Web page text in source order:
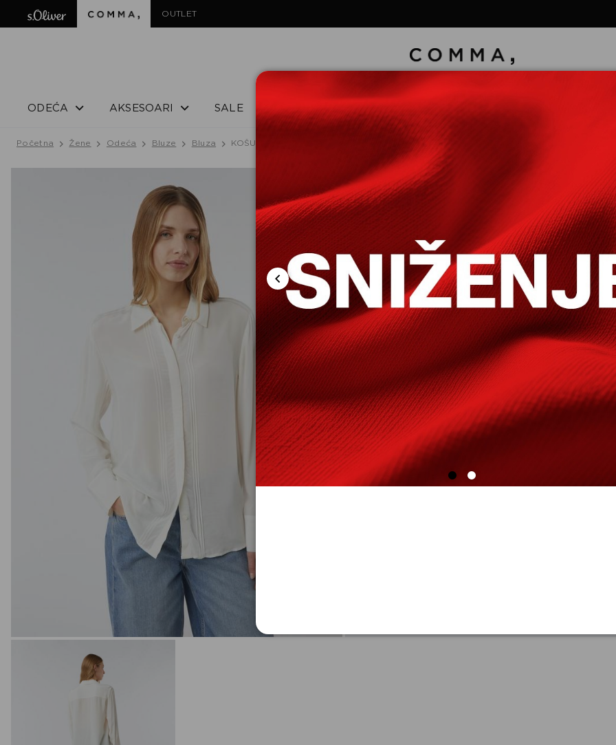
OUTLET
ODEĆA AKSESOARI SALE
Početna Žene Odeća Bluze Bluza KOŠULJA